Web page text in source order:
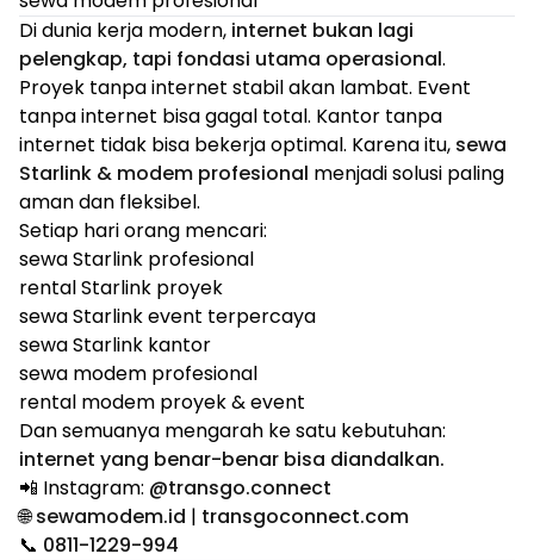
Di dunia kerja modern, internet bukan lagi
pelengkap, tapi fondasi utama operasional.
Proyek tanpa internet stabil akan lambat. Event
tanpa internet bisa gagal total. Kantor tanpa
internet tidak bisa bekerja optimal. Karena itu, sewa
Starlink & modem profesional menjadi solusi paling
aman dan fleksibel.
Setiap hari orang mencari:
sewa Starlink profesional
rental Starlink proyek
sewa Starlink event terpercaya
sewa Starlink kantor
sewa modem profesional
rental modem proyek & event
Dan semuanya mengarah ke satu kebutuhan:
internet yang benar-benar bisa diandalkan.
📲 Instagram: @transgo.connect
🌐sewamodem.id | transgoconnect.com
📞 0811-1229-994